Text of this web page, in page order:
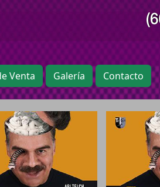
Venta Galería Contacto